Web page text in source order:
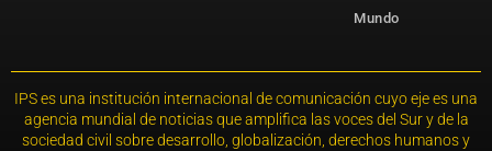
Mundo
IPS es una institución internacional de comunicación cuyo eje es una
agencia mundial de noticias que amplifica las voces del Sur y de la
sociedad civil sobre desarrollo, globalización, derechos humanos y